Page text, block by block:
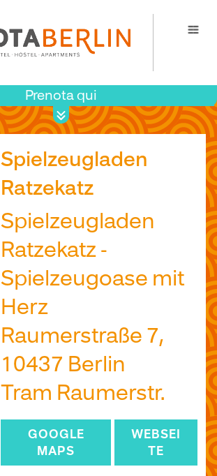
Prenota qui
Spielzeugladen
Ratzekatz
Spielzeugladen
Ratzekatz -
Spielzeugoase mit
Herz
Raumerstraße 7,
10437 Berlin
Tram Raumerstr.
GOOGLE
MAPS
WEBSEI
TE